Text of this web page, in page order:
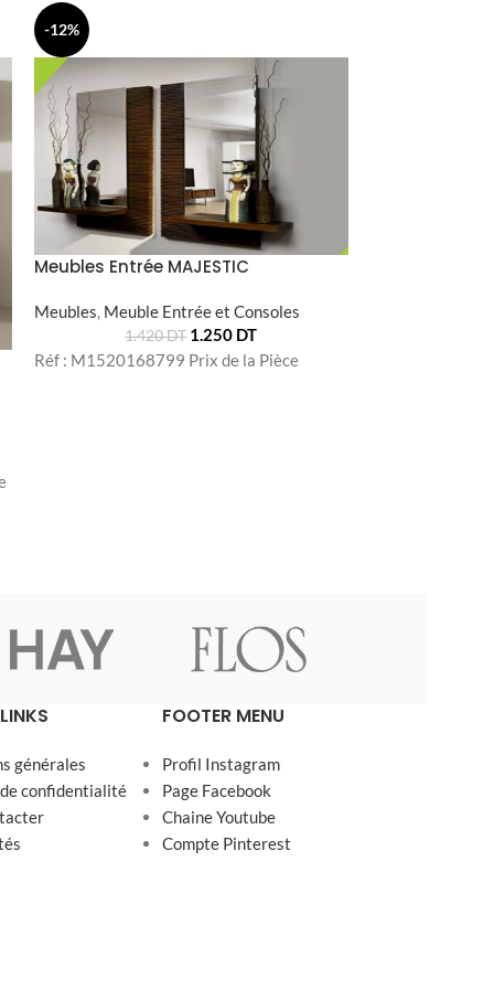
-12%
Meubles Entrée MAJESTIC
Meubles, Meuble Entrée et Consoles
1.420DT 1.250 DT
Réf : M1520168799 Prix de la Pièce
générales
confidentialité
FOOTER MENU
Profil Instagram
Page Facebook
Chaine Youtube
Compte Pinterest